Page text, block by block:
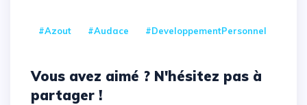
#Azout #Audace #DeveloppementPersonnel
Vous avez aimé ? N'hésitez pas à
partager !